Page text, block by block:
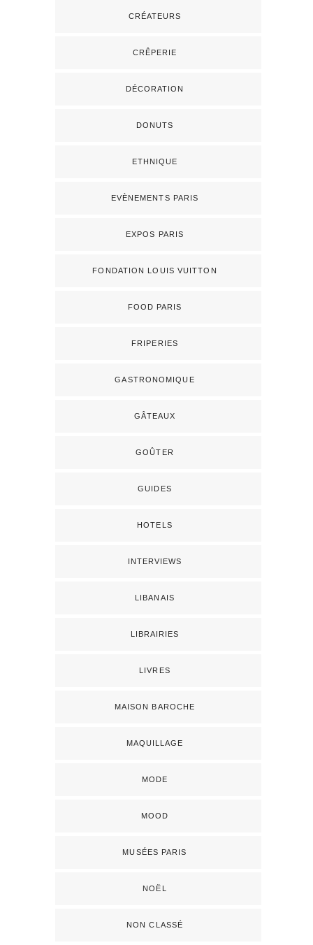
CRÉATEURS
CRÊPERIE
DÉCORATION
DONUTS
ETHNIQUE
EVÈNEMENTS PARIS
EXPOS PARIS
FONDATION LOUIS VUITTON
FOOD PARIS
FRIPERIES
GASTRONOMIQUE
GÂTEAUX
GOÛTER
GUIDES
HOTELS
INTERVIEWS
LIBANAIS
LIBRAIRIES
LIVRES
MAISON BAROCHE
MAQUILLAGE
MODE
MOOD
MUSÉES PARIS
NOËL
NON CLASSÉ